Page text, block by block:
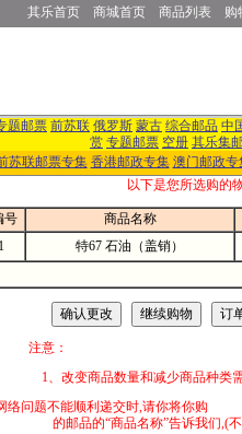
其乐首页 商城首页 商品列表 购
题邮票 前苏联 俄罗斯 蒙古 综合邮品 中
赏 专题邮票 空册 其乐集
苏联邮票专集 香港邮政专集 澳门邮政专
以下是您所选购的
号 商品名称
特67 石油（盖销）
：
品数量和减少商品种类需按“
单由于网络问题不
的邮品的“商品名称”告诉我们,(